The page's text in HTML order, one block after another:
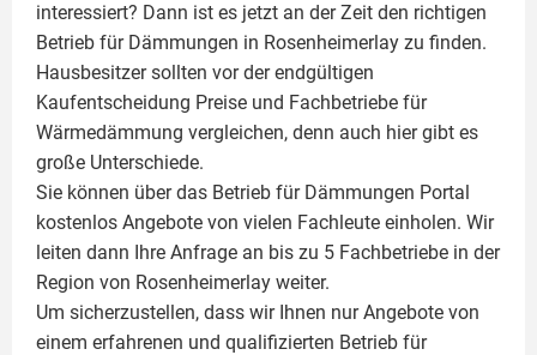
interessiert? Dann ist es jetzt an der Zeit den richtigen
Betrieb für Dämmungen in Rosenheimerlay zu finden.
Hausbesitzer sollten vor der endgültigen
Kaufentscheidung Preise und Fachbetriebe für
Wärmedämmung vergleichen, denn auch hier gibt es
große Unterschiede.
Sie können über das Betrieb für Dämmungen Portal
kostenlos Angebote von vielen Fachleute einholen. Wir
leiten dann Ihre Anfrage an bis zu 5 Fachbetriebe in der
Region von Rosenheimerlay weiter.
Um sicherzustellen, dass wir Ihnen nur Angebote von
einem erfahrenen und qualifizierten Betrieb für